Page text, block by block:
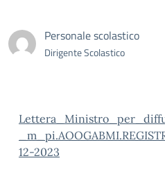
Personale scolastico
Dirigente Scolastico
12-2023